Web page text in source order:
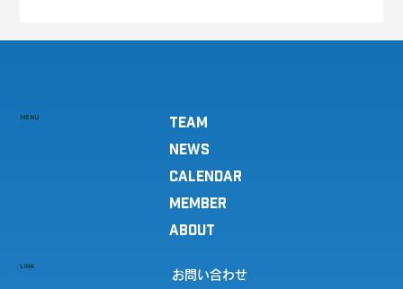
MENU
TEAM
NEWS
CALENDAR
MEMBER
ABOUT
LINK
お問い合わせ